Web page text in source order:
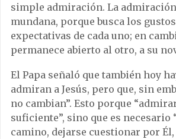
simple admiración. La
mundana, porque busca los
expectativas de cada uno; en
permanece abierto al otro, a su
El Papa señaló que también hoy
admiran a Jesús, pero que, sin
no cambian”. Esto porque
suficiente”, sino que es necesario
camino, dejarse cuestionar por Él,